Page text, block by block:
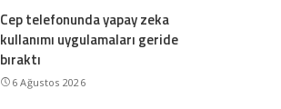
Cep telefonunda yapay zeka
kullanımı uygulamaları geride
bıraktı
6 Ağustos 2026